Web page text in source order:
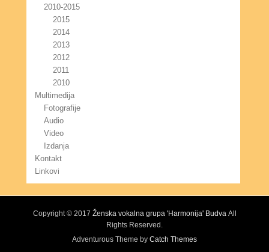
2010-2015
2015
2014
2013
2012
2011
2010
Multimedija
Fotografije
Audio
Video
Izdanja
Kontakt
Linkovi
Copyright © 2017 Ženska vokalna grupa 'Harmonija' BudvaAll
Rights Reserved.
Adventurous Theme by Catch Themes